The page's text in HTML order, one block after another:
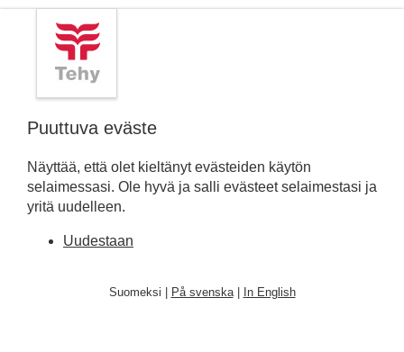
Puuttuva eväste
Näyttää, että olet kieltänyt evästeiden käytön
selaimessasi. Ole hyvä ja salli evästeet selaimestasi ja
yritä uudelleen.
Uudestaan
Suomeksi | På svenska| In English